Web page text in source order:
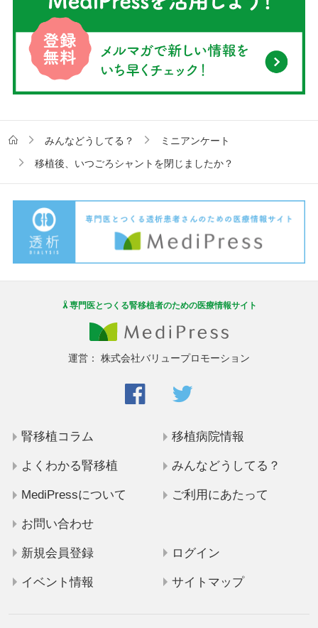
みんなどうしてる？
ミニアンケート
移植後、いつごろシャントを閉じましたか？
専門医とつくる腎移植者のための医療情報サイト
運営： 株式会社バリュープロモーション
腎移植コラム 移植病院情報
よくわかる腎移植 みんなどうしてる？
MediPressについて ご利用にあたって
お問い合わせ
新規会員登録 ログイン
イベント情報 サイトマップ